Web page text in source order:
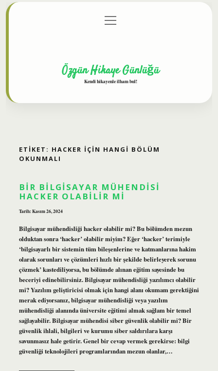
Gizlilik Politikası
menüyü
aç
Özgün Hikaye Günlüğü
Kendi hikayenle ilham bul!
ETIKET: HACKER IÇIN HANGI BÖLÜM
OKUNMALI
BIR BILGISAYAR MÜHENDISI
HACKER OLABILIR MI
Tarih: Kasım 26, 2024
Bilgisayar mühendisliği hacker olabilir mi? Bu bölümden mezun
olduktan sonra ‘hacker’ olabilir miyim? Eğer ‘hacker’ terimiyle
‘bilgisayarlı bir sistemin tüm bileşenlerine ve katmanlarına hakim
olarak sorunları ve çözümleri hızlı bir şekilde belirleyerek sorunu
çözmek’ kastediliyorsa, bu bölümde alınan eğitim sayesinde bu
beceriyi edinebilirsiniz. Bilgisayar mühendisliği yazılımcı olabilir
mi? Yazılım geliştiricisi olmak için hangi alanı okumam gerektiğini
merak ediyorsanız, bilgisayar mühendisliği veya yazılım
mühendisliği alanında üniversite eğitimi almak sağlam bir temel
sağlayabilir. Bilgisayar mühendisi siber güvenlik olabilir mi? Bir
güvenlik ihlali, bilgileri ve kurumu siber saldırılara karşı
savunmasız hale getirir. Genel bir cevap vermek gerekirse: bilgi
güvenliği teknolojileri programlarından mezun olanlar,…